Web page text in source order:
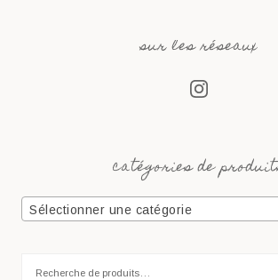
sur les réseaux
catégories de
Sélectionner une catégorie